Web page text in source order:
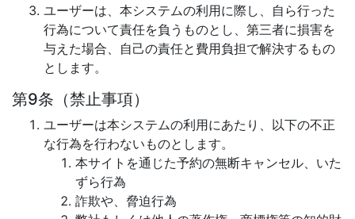
ユーザーは、本システムの利用に際し、自ら行った
行為について責任を負うものとし、第三者に損害を
与えた場合、自己の責任と費用負担で解決するもの
とします。
第9条（禁止事項）
ユーザーは本システムの利用にあたり、以下の不正
な行為を行わないものとします。
本サイトを通じた予約の無断キャンセル、いた
ずら行為
詐欺や、脅迫行為